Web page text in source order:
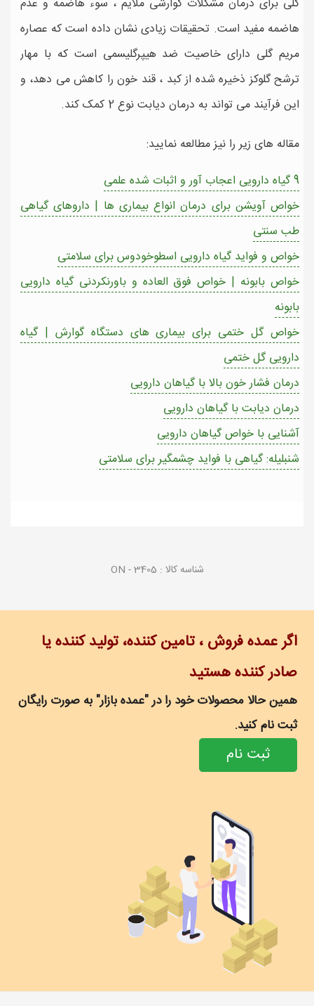
هاضمه مفید است. تحقیقات زیادی نشان داده است که عصاره
مریم گلی دارای خاصیت ضد هیپرگلیسمی است که با مهار
ترشح گلوکز ذخیره شده از کبد ، قند خون را کاهش می دهد، و
این فرآیند می تواند به درمان دیابت نوع 2 کمک کند.
مقاله های زیر را نیز مطالعه نمایید:
9 گیاه دارویی اعجاب آور و اثبات شده علمی
خواص آویشن برای درمان انواع بیماری ها | داروهای گیاهی
طب سنتی
خواص و فواید گیاه دارویی اسطوخودوس برای سلامتی
خواص بابونه | خواص فوق العاده و باورنکردنی گیاه دارویی
بابونه
خواص گل ختمی برای بیماری های دستگاه گوارش | گیاه
دارویی گل ختمی
درمان فشار خون بالا با گیاهان دارویی
درمان دیابت با گیاهان دارویی
آشنایی با خواص گیاهان دارویی
شنبلیله: گیاهی با فواید چشمگیر برای سلامتی
شناسه کالا : ON - 3405
اگر عمده فروش ، تامین کننده، تولید کننده یا
صادر کننده هستید
همین حالا محصولات خود را در "عمده بازار" به صورت رایگان
ثبت نام کنید.
ثبت نام